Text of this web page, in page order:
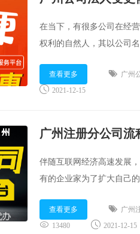
在当下，有很多公司在经
权利的自然人，其以公司
查看更多
广州
2021-12-15
广州注册分公司
伴随互联网经济高速发展
有的企业家为了扩大自己
享：...
查看更多
广州
13480
2021-12-15